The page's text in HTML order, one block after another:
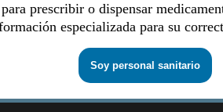
prescribir o dispensar
especializada para su
Soy personal sanitario